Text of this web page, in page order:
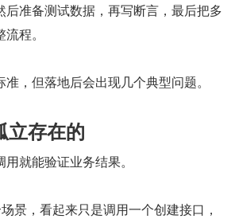
后准备测试数据，再写断言，最后把多
程。
，但落地后会出现几个典型问题。
立存在的
就能验证业务结果。
景，看起来只是调用一个创建接口，